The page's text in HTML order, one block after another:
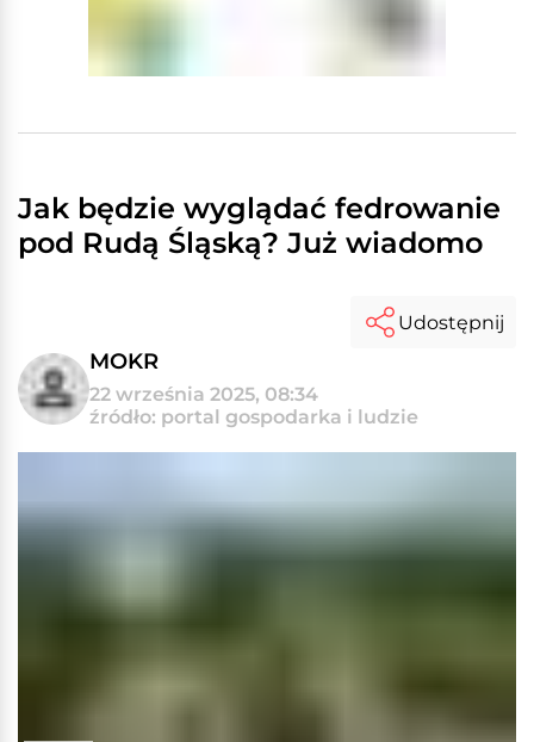
Jak będzie wyglądać fedrowanie
pod Rudą Śląską? Już wiadomo
MOKR
22 września 2025, 08:34
źródło: portal gospodarka i ludzie
Udostępnij